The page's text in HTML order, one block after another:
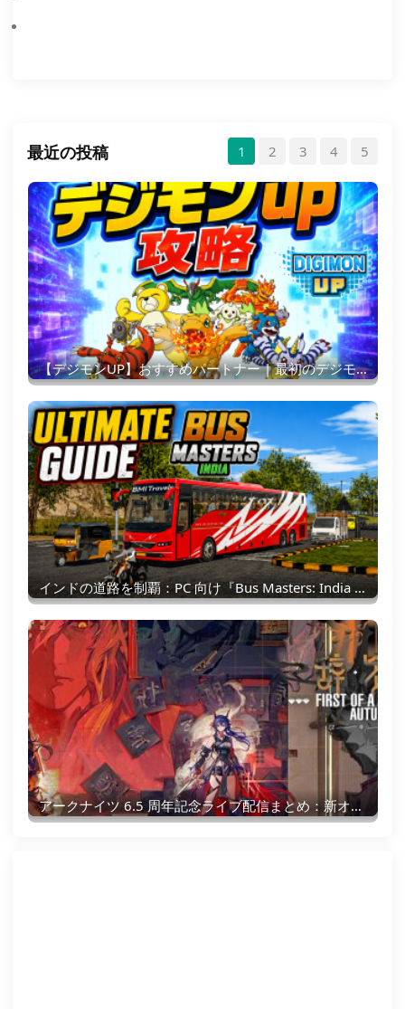
最近の投稿 1 2 3 4 5
【デジモンUP】おすすめパートナー | 最初のデジモンの選び方
インドの道路を制覇：PC 向け『Bus Masters: India Simulator』究極ガイド
アークナイツ 6.5 周年記念ライブ配信まとめ：新オペレーター、イベント、報酬のすべて